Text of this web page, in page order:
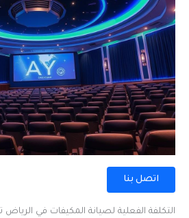
اتصل بنا
التكلفة الفعلية لصيانة المكيفات في